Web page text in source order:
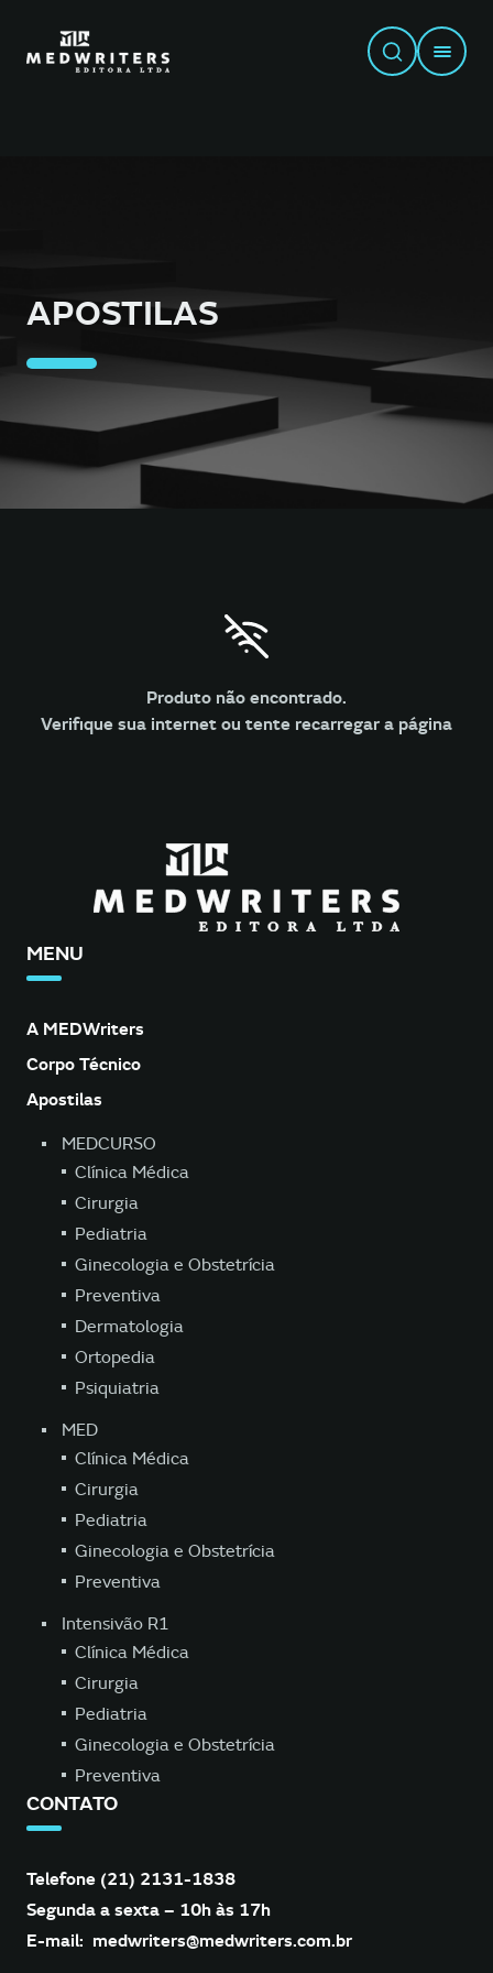
APOSTILAS
Produto não encontrado.
Verifique sua internet ou tente recarregar a página
MENU
A MEDWriters
Corpo Técnico
Apostilas
MEDCURSO
Clínica Médica
Cirurgia
Pediatria
Ginecologia e Obstetrícia
Preventiva
Dermatologia
Ortopedia
Psiquiatria
MED
Clínica Médica
Cirurgia
Pediatria
Ginecologia e Obstetrícia
Preventiva
Intensivão R1
Clínica Médica
Cirurgia
Pediatria
Ginecologia e Obstetrícia
Preventiva
CONTATO
Telefone (21) 2131-1838
Segunda a sexta – 10h às 17h
E-mail: medwriters@medwriters.com.br